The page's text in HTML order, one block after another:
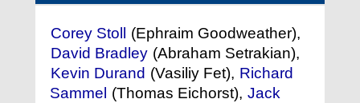
Corey Stoll
(Ephraim Goodweather),
David Bradley (Abraham Setrakian),
Kevin Durand (Vasiliy Fet), Richard
Sammel (Thomas Eichorst), Jack